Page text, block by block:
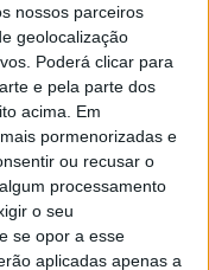
nossos parceiros
geolocalização
Poderá clicar para
e pela parte dos
acima. Em
pormenorizadas e
ou recusar o
processamento
o seu
se opor a esse
aplicadas apenas a
IN NEWS
Visão Se7e